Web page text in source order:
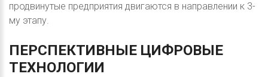
продвинутые предприятия двигаются в направлении к 3-
му этапу.
ПЕРСПЕКТИВНЫЕ ЦИФРОВЫЕ
ТЕХНОЛОГИИ